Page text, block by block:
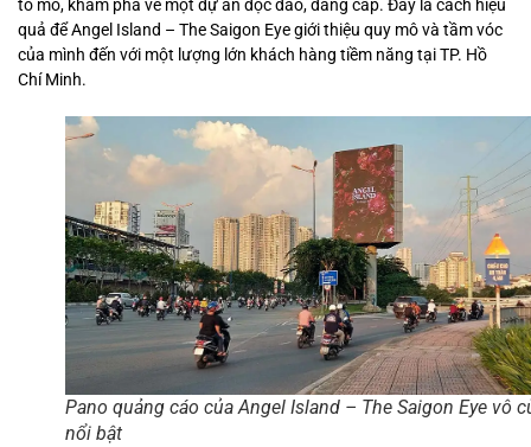
tò mò, khám phá về một dự án độc đáo, đẳng cấp. Đây là cách hiệu
quả để Angel Island – The Saigon Eye giới thiệu quy mô và tầm vóc
của mình đến với một lượng lớn khách hàng tiềm năng tại TP. Hồ
Chí Minh.
Pano quảng cáo của Angel Island – The Saigon Eye vô
nổi bật